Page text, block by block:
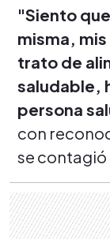
"Siento
misma,
trato de
saludable,
persona
con
se contagió